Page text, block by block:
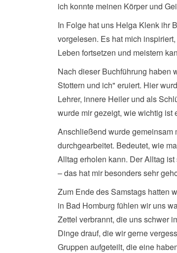
ich konnte meinen Körper und
In Folge hat uns Helga Klenk ihr
vorgelesen. Es hat mich
Leben fortsetzen und meistern
Nach dieser Buchführung haben
Stottern und ich" eruiert. Hier
Lehrer, innere Heiler und als
wurde mir gezeigt, wie wichtig ist
Anschließend wurde gemeinsam
durchgearbeitet. Bedeutet, wie
Alltag erholen kann. Der Alltag
– das hat mir besonders sehr
Zum Ende des Samstags hatten
in Bad Homburg fühlen wir uns
Zettel verbrannt, die uns schwer
Dinge drauf, die wir gerne
Gruppen aufgeteilt, die eine